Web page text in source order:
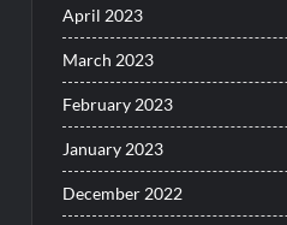
April 2023
March 2023
February 2023
January 2023
December 2022